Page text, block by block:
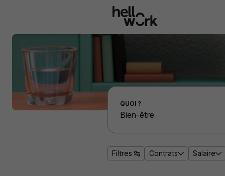
Effectuer une recherche d'emploi par localité
QUOI ?
Filtres Contrats Salaire